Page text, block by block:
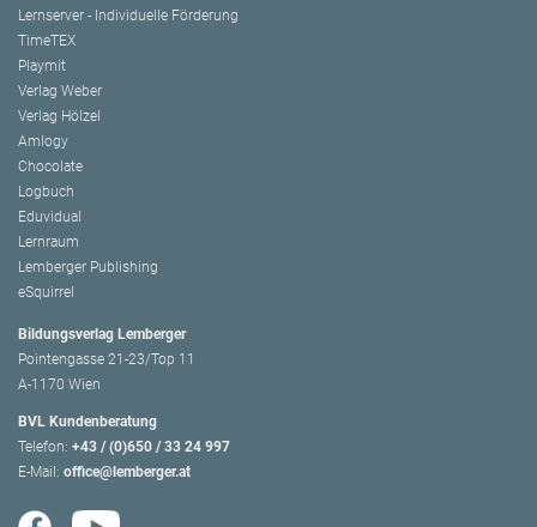
Lernserver - Individuelle Förderung
TimeTEX
Playmit
Verlag Weber
Verlag Hölzel
Amlogy
Chocolate
Logbuch
Eduvidual
Lernraum
Lemberger Publishing
eSquirrel
Bildungsverlag Lemberger
Pointengasse 21-23/Top 11
A-1170 Wien
BVL Kundenberatung
Telefon: +43 / (0)650 / 33 24 997
E-Mail: office@lemberger.at